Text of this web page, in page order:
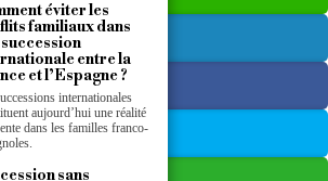
éviter les
familiaux dans
entre la
et l’Espagne ?
internationales
aujourd’hui une réalité
dans les familles franco-
sans